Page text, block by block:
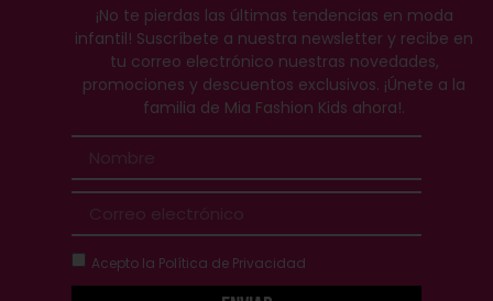
¡No te pierdas las últimas tendencias en moda
infantil! Suscríbete a nuestra newsletter y recibe en
tu correo electrónico nuestras novedades,
promociones y descuentos exclusivos. ¡Únete a la
familia de Mia Fashion Kids ahora!.
Acepto la Política de Privacidad